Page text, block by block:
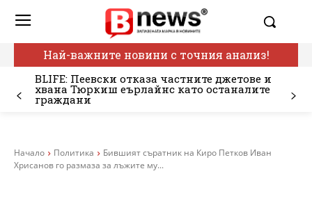
Най-важните новини с точния анализ!
BLIFE: Пеевски отказа частните джетове и
хвана Тюркиш еърлайнс като останалите
граждани
Начало Политика
Бившият съратник на Киро Петков Иван
Хрисанов го размаза за лъжите му...